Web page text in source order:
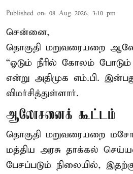
Published on: 08 Aug 2026, 3:10 pm
சென்னை,
தொகுதி மறுவரையறை
“ஓடும் நீரில் கோலம்
என்று அதிமுக எம்.பி.
விமர்சித்துள்ளார்.
ஆலோசனைக் கூட்டம்
தொகுதி மறுவரையறை
மத்திய அரசு தாக்கல்
பேசப்படும் நிலையில்,